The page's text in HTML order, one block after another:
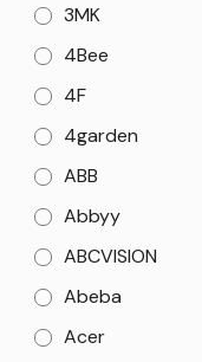
3MK
4Bee
4F
4garden
ABB
Abbyy
ABCVISION
Abeba
Acer